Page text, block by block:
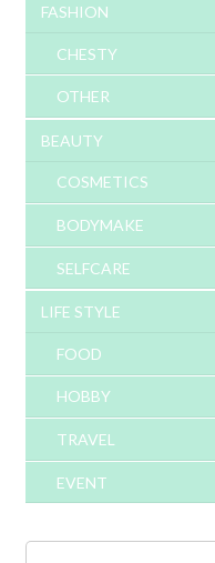
FASHION
CHESTY
OTHER
BEAUTY
COSMETICS
BODYMAKE
SELFCARE
LIFE STYLE
FOOD
HOBBY
TRAVEL
EVENT
検